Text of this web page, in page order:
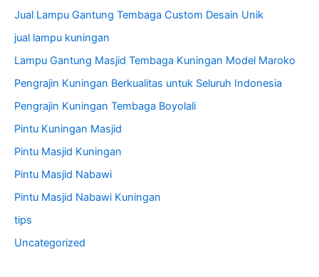
Jual Lampu Gantung Tembaga Custom Desain Unik
jual lampu kuningan
Lampu Gantung Masjid Tembaga Kuningan Model Maroko
Pengrajin Kuningan Berkualitas untuk Seluruh Indonesia
Pengrajin Kuningan Tembaga Boyolali
Pintu Kuningan Masjid
Pintu Masjid Kuningan
Pintu Masjid Nabawi
Pintu Masjid Nabawi Kuningan
tips
Uncategorized